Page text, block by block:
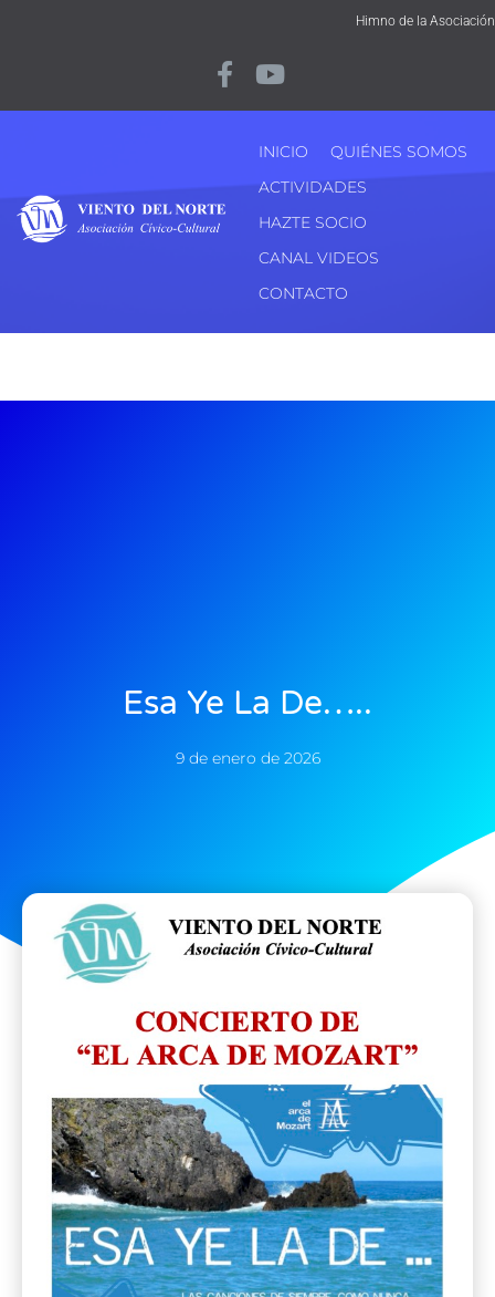
Himno de la Asociación
INICIO
QUIÉNES SOMOS
ACTIVIDADES
HAZTE SOCIO
CANAL VIDEOS
CONTACTO
Esa Ye La De…..
9 de enero de 2026